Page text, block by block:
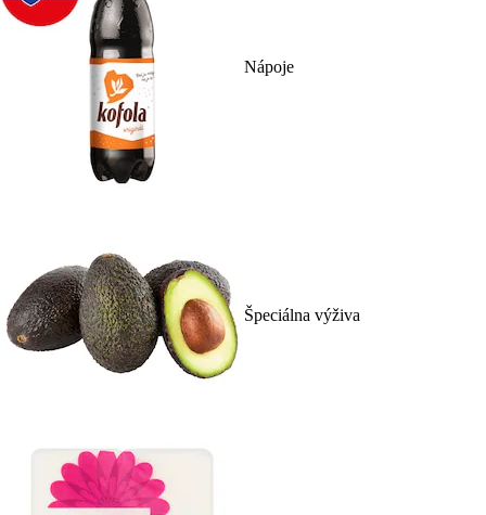
Nápoje
Špeciálna výživa